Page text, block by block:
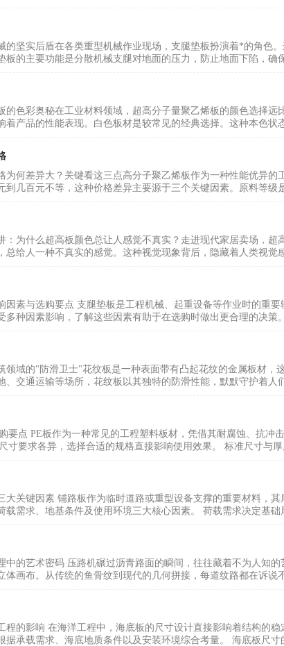
的坚实后盾在各类重型机械作业现场，支腿垫板扮演着*的角色
板的主要功能是分散机械支腿对地面的压力，防止地面下陷，确
的色彩奥秘在工业材料领域，超高分子量聚乙烯板的颜色选择
着产品的性能表现。白色板材是较常见的经典选择。这种本色状
为何差异大？关键看这三点高分子聚乙烯板作为一种性能优异
到几百元不等，这种价格差异主要源于三个关键因素。原料等级
：为什么超高板颜色总让人感觉不真实？走进现代家居卖场，
总给人一种不真实的感觉。这种视觉现象背后，隐藏着人类视觉
因素与选购要点 支腿垫板是工程机械、起重设备等作业时的重
多种因素影响，了解这些因素有助于在选购时做出更合理的决策
领域的"防滑卫士"花纹板是一种表面带有凸起花纹的金属板材，
、交通运输等场所，花纹板以其独特的防滑性能，默默守护着人
要点 PE板作为一种常见的工程塑料板材，凭借其耐腐蚀、抗冲
寸要求各异，选择合适的规格直接影响使用效果。 标准尺寸与
大关键因素 铺路板作为临时道路或重型设备支撑的重要材料，
载需求、地基条件及使用环境三大核心因素。 荷载需求决定基
中的艺术密码 压路机碾过沥青路面的瞬间，往往藏着不为人知
体画布。从传统的鱼骨纹到现代的几何拼接，每道纹路都在诉说
程的影响 在海洋工程中，海底板的尺寸设计直接影响着结构的
据承载需求、海底地质条件以及安装环境综合考量。 海底板尺